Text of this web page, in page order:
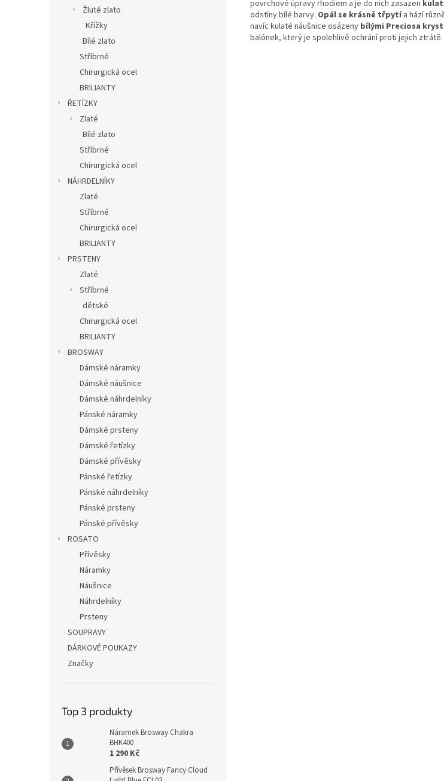
Žluté zlato
Křížky
Bílé zlato
Stříbrné
Chirurgická ocel
BRILIANTY
ŘETÍZKY
Zlaté
Bílé zlato
Stříbrné
Chirurgická ocel
NÁHRDELNÍKY
Zlaté
Stříbrné
Chirurgická ocel
BRILIANTY
PRSTENY
Zlaté
Stříbrné
dětské
Chirurgická ocel
BRILIANTY
BROSWAY
Dámské náramky
Dámské náušnice
Dámské náhrdelníky
Pánské náramky
Dámské prsteny
Dámské řetízky
Dámské přívěsky
Pánské řetízky
Pánské náhrdelníky
Pánské prsteny
Pánské přívěsky
ROSATO
Přívěsky
Náramky
Náušnice
Náhrdelníky
Prsteny
SOUPRAVY
DÁRKOVÉ POUKAZY
Značky
Top 3 produkty
Náramek Brosway Chakra
BHK400
1 290 Kč
Přívěsek Brosway Fancy Cloud
povrchové úpravy rhodiem a je do nich zasazen
odstíny bílé barvy. Opál se krásně třpytía hází
navíc kulaté náušnice osázeny bílými Preciosa
balónek, který je spolehlivě ochrání proti jejich ztrátě.